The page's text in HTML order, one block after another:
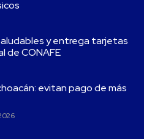
y entrega tarjetas
de CONAFE
evitan pago de más